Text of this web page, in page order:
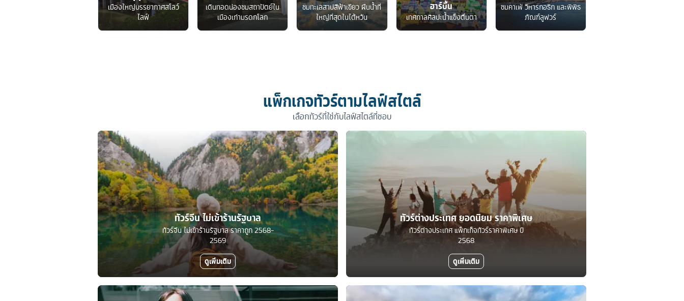
เมืองใหญ่บรรยากาศสโลว์
ไลฟ์
เดินทอดน่องชมสถาปัตย์ใน
เมืองเก่ามรดกโลก
ชมทะเลสาปสีฟ้าเขียว ผืนน้ำที่
ใหญ่ที่สุดในไต้หวัน
ฮาร์บิ้น
เทศกาลศิลปะน้ำแข็งตื่นตา
ชมคาเฟ่ วิหารกอธิก และพิพิธ
ภัณฑ์ลูฟวร์
แพ็กเกจทัวร์ตามไลฟ์สไตล์
เลือกทัวร์ที่ใช่กับไลฟ์สไตล์ที่ชอบ
ทัวร์จีน ไม่เข้าร้านรัฐบาล
ทัวร์จีน ไม่เข้าร้านรัฐบาล ราคาถูก 2568-
2569
ดูเพิ่มเติม
ทัวร์ต่างประเทศ ยอดนิยม ราคาพิเศษ
ทัวร์ต่างประเทศ แพ็กเก็จทัวร์ราคาพิเศษ ปี
2568
ดูเพิ่มเติม